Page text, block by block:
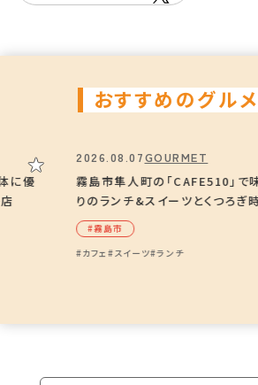
おすすめのグル
に優
霧島市隼人町の「CAFE510」で
りのランチ&スイーツとくつろぎ
2026.08.07GOURMET
#霧島市
#カフェ #スイーツ#ランチ